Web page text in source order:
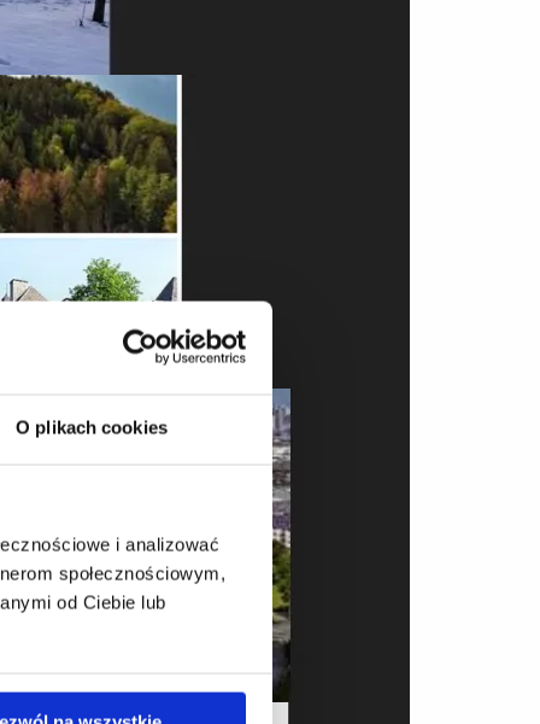
O plikach cookies
i analizować
społecznościowym,
od Ciebie lub